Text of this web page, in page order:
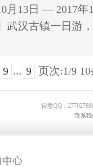
月13日 — 2017年
武汉古镇一日游
9 ... 9 页次:1/9
得意QQ：
联系